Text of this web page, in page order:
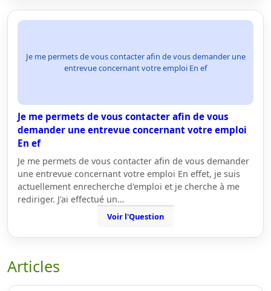
Je me permets de vous contacter afin de vous demander une
entrevue concernant votre emploi En ef
Je me permets de vous contacter afin de vous
demander une entrevue concernant votre emploi
En ef
Je me permets de vous contacter afin de vous demander
une entrevue concernant votre emploi En effet, je suis
actuellement enrecherche d'emploi et je cherche à me
rediriger. J'ai effectué un…
Voir l'Question
Articles